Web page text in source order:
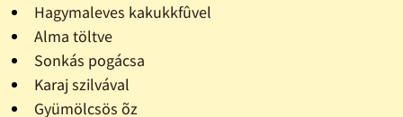
Hagymaleves kakukkfûvel
Alma töltve
Sonkás pogácsa
Karaj szilvával
Gyümölcsös õz